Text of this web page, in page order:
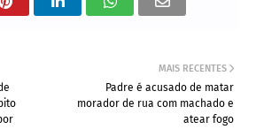
MAIS RECENTES
Padre é acusado de matar
morador de rua com machado e
atear fogo